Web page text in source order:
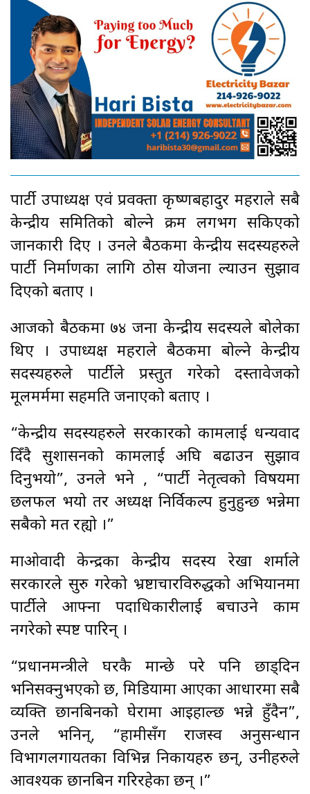
पार्टी उपाध्यक्ष एवं प्रवक्ता कृष्णबहादुर महराले सबै
केन्द्रीय समितिको बोल्ने क्रम लगभग सकिएको
जानकारी दिए । उनले बैठकमा केन्द्रीय सदस्यहरुले
पार्टी निर्माणका लागि ठोस योजना ल्याउन सुझाव
दिएको बताए ।
आजको बैठकमा ७४ जना केन्द्रीय सदस्यले बोलेका
थिए । उपाध्यक्ष महराले बैठकमा बोल्ने केन्द्रीय
सदस्यहरुले पार्टीले प्रस्तुत गरेको दस्तावेजको
मूलमर्ममा सहमति जनाएको बताए ।
“केन्द्रीय सदस्यहरुले सरकारको कामलाई धन्यवाद
दिँदै सुशासनको कामलाई अघि बढाउन सुझाव
दिनुभयो”, उनले भने , “पार्टी नेतृत्वको विषयमा
छलफल भयो तर अध्यक्ष निर्विकल्प हुनुहुन्छ भन्नेमा
सबैको मत रह्यो ।”
माओवादी केन्द्रका केन्द्रीय सदस्य रेखा शर्माले
सरकारले सुरु गरेको भ्रष्टाचारविरुद्धको अभियानमा
पार्टीले आफ्ना पदाधिकारीलाई बचाउने काम
नगरेको स्पष्ट पारिन् ।
“प्रधानमन्त्रीले घरकै मान्छे परे पनि छाड्दिन
भनिसक्नुभएको छ, मिडियामा आएका आधारमा सबै
व्यक्ति छानबिनको घेरामा आइहाल्छ भन्ने हुँदैन”,
उनले भनिन्, “हामीसँग राजस्व अनुसन्धान
विभागलगायतका विभिन्न निकायहरु छन्, उनीहरुले
आवश्यक छानबिन गरिरहेका छन् ।”